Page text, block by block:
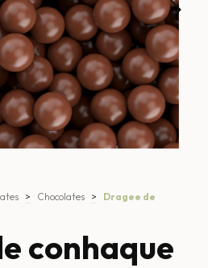
> Chocolates >
Dragee de
conhaque